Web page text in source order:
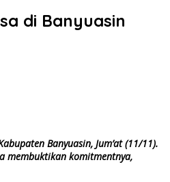
di Banyuasin
Banyuasin, Jum’at (11/11).
membuktikan komitmentnya,